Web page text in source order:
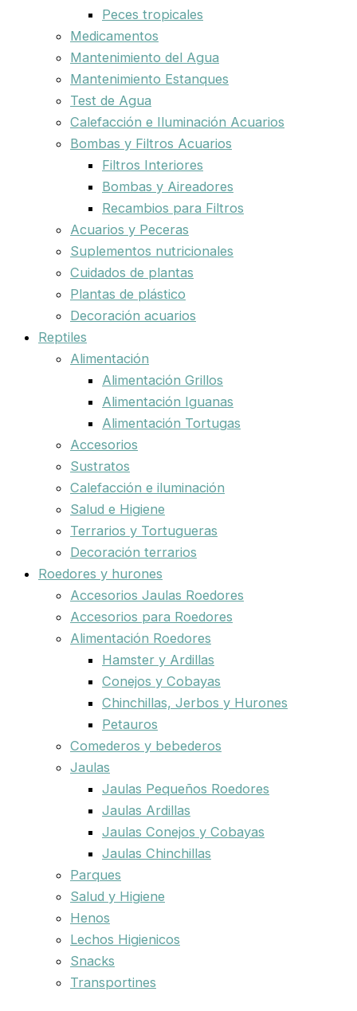
Peces tropicales
Medicamentos
Mantenimiento del Agua
Mantenimiento Estanques
Test de Agua
Calefacción e Iluminación Acuarios
Bombas y Filtros Acuarios
Filtros Interiores
Bombas y Aireadores
Recambios para Filtros
Acuarios y Peceras
Suplementos nutricionales
Cuidados de plantas
Plantas de plástico
Decoración acuarios
Reptiles
Alimentación
Alimentación Grillos
Alimentación Iguanas
Alimentación Tortugas
Accesorios
Sustratos
Calefacción e iluminación
Salud e Higiene
Terrarios y Tortugueras
Decoración terrarios
Roedores y hurones
Accesorios Jaulas Roedores
Accesorios para Roedores
Alimentación Roedores
Hamster y Ardillas
Conejos y Cobayas
Chinchillas, Jerbos y Hurones
Petauros
Comederos y bebederos
Jaulas
Jaulas Pequeños Roedores
Jaulas Ardillas
Jaulas Conejos y Cobayas
Jaulas Chinchillas
Parques
Salud y Higiene
Henos
Lechos Higienicos
Snacks
Transportines